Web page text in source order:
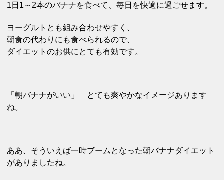
1日1～2本のバナナを食べて、毎日を快適に過ごせます。
ヨーグルトとも組み合わせやすく、
朝食の代わりにも食べられるので、
ダイエットのお供にとても有効です。
「朝バナナがいい」 とても爽やかなイメージあります
ね。
ああ、そういえば一時ブームとなった朝バナナダイエット
がありましたね。